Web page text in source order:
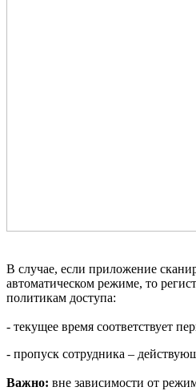
В случае, если приложение
автоматическом режиме, то
политикам доступа:
- текущее время соответствует
- пропуск сотрудника –
Важно: вне зависимости от